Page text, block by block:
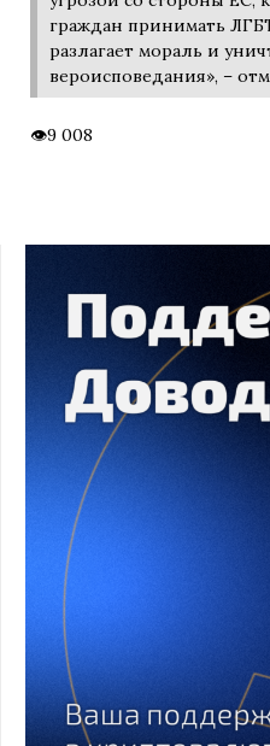
граждан принимать
разлагает мораль и
вероисповедания», –
9 008